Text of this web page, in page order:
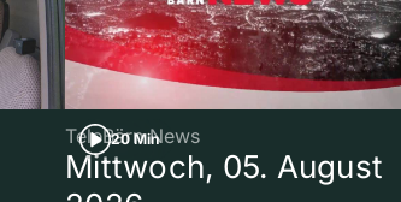
20 Min
TeleBärn News
Mittwoch, 05. August